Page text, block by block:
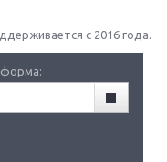
с 2016 года.